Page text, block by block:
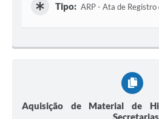
Tipo: ARP - Ata de Registro
Aquisição de Material de
Secretarias